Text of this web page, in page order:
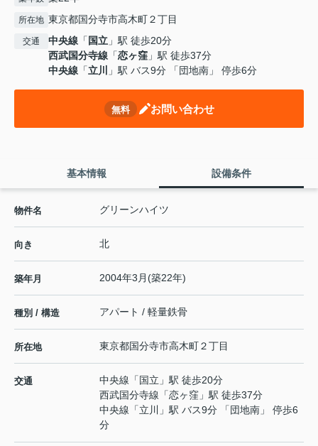
所在地 東京都国分寺市高木町２丁目
交通 中央線 「 国立 」駅 徒歩20分
西武国分寺線 「恋ヶ窪 」駅 徒歩37分
中央線 「立川 」駅 バス9分 「団地南」 停歩6分
無料 お問い合わせ
基本情報 設備条件
物件名 グリーンハイツ
向き 北
築年月 2004年3月(築22年)
種別 / 構造 アパート / 軽量鉄骨
所在地 東京都国分寺市高木町２丁目
交通 中央線 「 国立 」駅 徒歩20分
西武国分寺線 「恋ヶ窪 」駅 徒歩37分
中央線 「立川
」駅 バス9分 「団地南」 停歩6
分